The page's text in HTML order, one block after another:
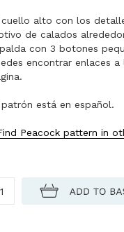
cuello alto con los
de calados
con 3 botones
encontrar enlaces
patrón está en español.
Peacock pattern in